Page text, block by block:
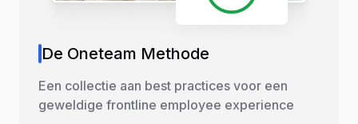
De Oneteam Methode
Een collectie aan best practices voor een
geweldige frontline employee experience